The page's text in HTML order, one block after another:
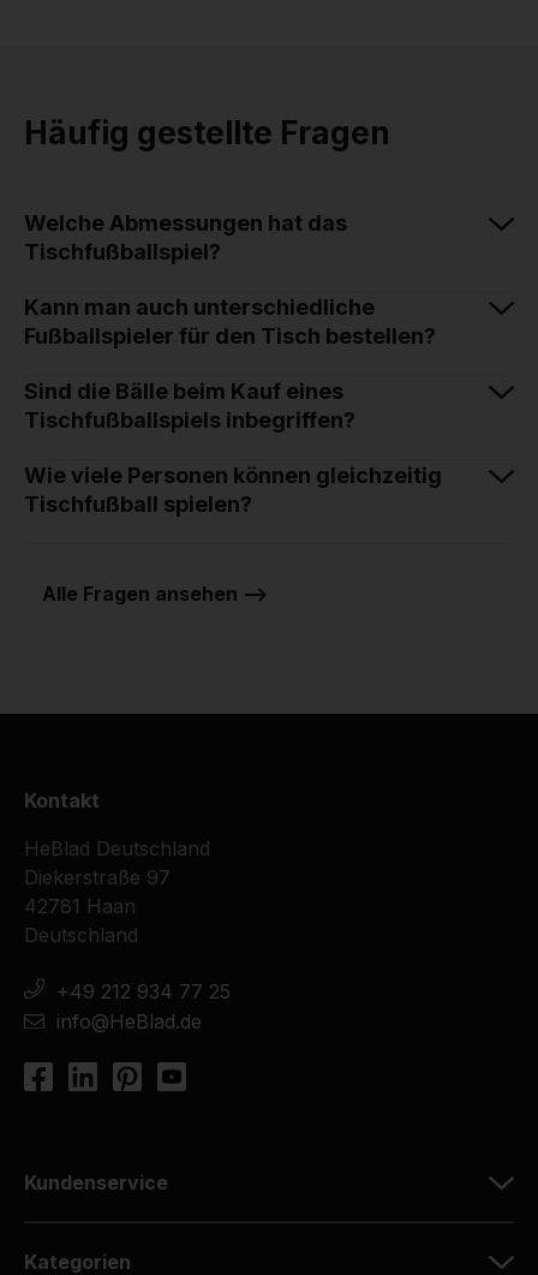
Häufig gestellte Fragen
Welche Abmessungen hat das
Tischfußballspiel?
Kann man auch unterschiedliche
Fußballspieler für den Tisch bestellen?
Sind die Bälle beim Kauf eines
Tischfußballspiels inbegriffen?
Wie viele Personen können gleichzeitig
Tischfußball spielen?
Alle Fragen ansehen -->
Kontakt
HeBlad Deutschland
Diekerstraße 97
42781 Haan
Deutschland
+49 212 934 77 25
info@HeBlad.de
Kundenservice
Kategorien